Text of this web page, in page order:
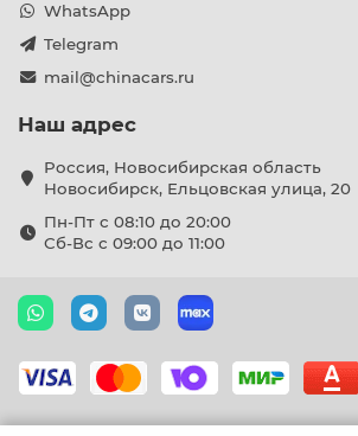
WhatsApp
Telegram
mail@chinacars.ru
Наш адрес
Россия, Новосибирская область
Новосибирск, Ельцовская улица, 20
Пн-Пт с 08:10 до 20:00
Сб-Вс с 09:00 до 11:00